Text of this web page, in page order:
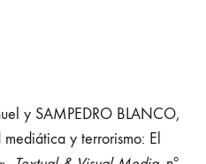
y SAMPEDRO BLANCO,
y terrorismo: El